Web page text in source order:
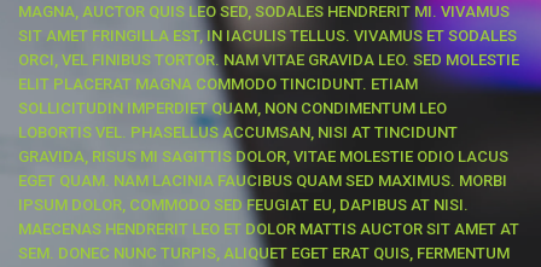
MAGNA, AUCTOR QUIS LEO SED, SODALES HENDRERIT MI. VIVAMUS
SIT AMET FRINGILLA EST, IN IACULIS TELLUS. VIVAMUS ET SODALES
ORCI, VEL FINIBUS TORTOR. NAM VITAE GRAVIDA LEO. SED MOLESTIE
ELIT PLACERAT MAGNA COMMODO TINCIDUNT. ETIAM
SOLLICITUDIN IMPERDIET QUAM, NON CONDIMENTUM LEO
LOBORTIS VEL. PHASELLUS ACCUMSAN, NISI AT TINCIDUNT
GRAVIDA, RISUS MI SAGITTIS DOLOR, VITAE MOLESTIE ODIO LACUS
EGET QUAM. NAM LACINIA FAUCIBUS QUAM SED MAXIMUS. MORBI
IPSUM DOLOR, COMMODO SED FEUGIAT EU, DAPIBUS AT NISI.
MAECENAS HENDRERIT LEO ET DOLOR MATTIS AUCTOR SIT AMET AT
SEM. DONEC NUNC TURPIS, ALIQUET EGET ERAT QUIS, FERMENTUM